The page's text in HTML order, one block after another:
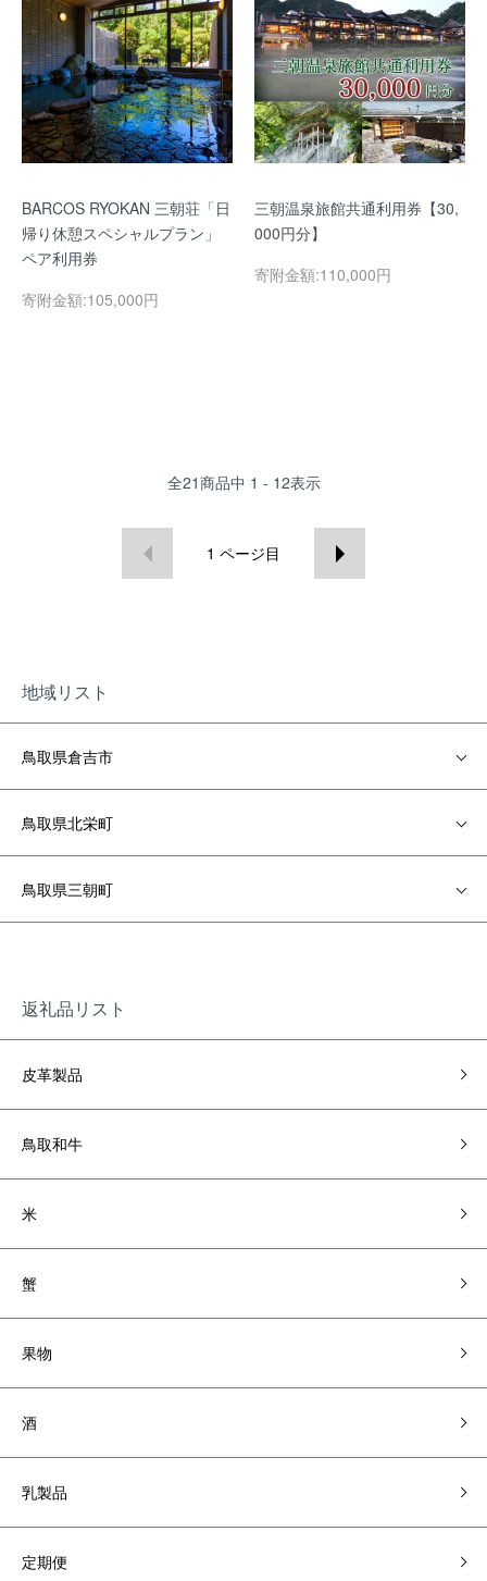
BARCOS RYOKAN 三朝荘「日
帰り休憩スペシャルプラン」
ペア利用券
寄附金額:105,000円
三朝温泉旅館共通利用券【30,
000円分】
寄附金額:110,000円
全21商品中 1 - 12表示
1 ページ目
地域リスト
鳥取県倉吉市
鳥取県北栄町
鳥取県三朝町
返礼品リスト
皮革製品
鳥取和牛
米
蟹
果物
酒
乳製品
定期便